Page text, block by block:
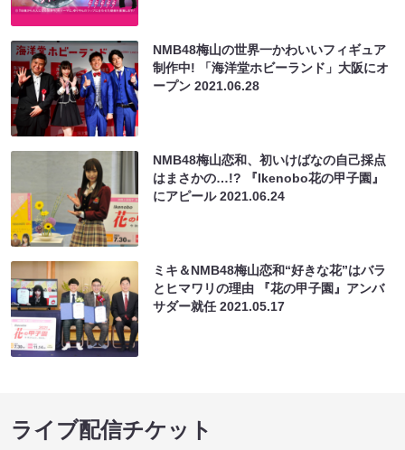
NMB48梅山の世界一かわいいフィギュア
制作中! 「海洋堂ホビーランド」大阪にオ
ープン2021.06.28
NMB48梅山恋和、初いけばなの自己採点
はまさかの…!? 『Ikenobo花の甲子園』
にアピール2021.06.24
ミキ＆NMB48梅山恋和“好きな花”はバラ
とヒマワリの理由 『花の甲子園』アンバ
サダー就任2021.05.17
ライブ配信チケット